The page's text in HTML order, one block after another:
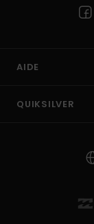
AIDE
QUIKSILVER